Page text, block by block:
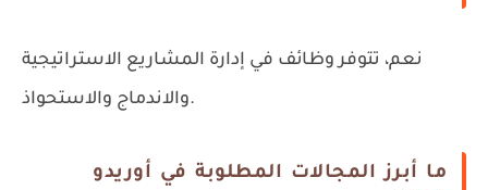
نعم، تتوفر وظائف في إدارة المشاريع الاستراتيجية
والاندماج والاستحواذ.
ما أبرز المجالات المطلوبة في أوريدو